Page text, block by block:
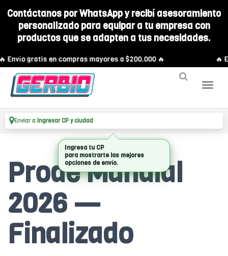
Contáctanos por WhatsApp y recibí asesoramiento
personalizado para equipar a tu empresa con
productos que se adapten a tus necesidades.
Envío gratis en compras mayores a $200.000 🔥 🔥
Enviar a Ingresar CP y ciudad
Prode Mundial
2026 —
Finalizado
Ingresa tu CP
para mostrarte las mejores
opciones de envío.